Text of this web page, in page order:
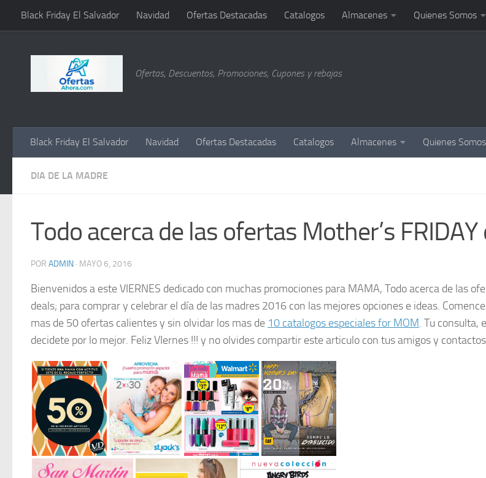
Saltar al contenido
Black Friday El Salvador Navidad Ofertas Destacadas Catalogos Almacenes Quienes Somos
Ofertas, Descuentos, Promociones, Cupones y rebajas
Black Friday El Salvador Navidad Ofertas Destacadas Catalogos Almacenes Quienes Somos
DIA DE LA MADRE
Todo acerca de las ofertas Mother’s FRIDAY
POR ADMIN · MAYO 6, 2016
Bienvenidos a este VIERNES dedicado con muchas promociones para MAMA, Todo acerca de las
deals; para comprar y celebrar el día de las madres 2016 con las mejores opciones e ideas.
mas de 50 ofertas calientes y sin olvidar los mas de 10 catalogos especiales for MOM. Tu consulta,
decidete por lo mejor. Feliz VIernes !!! y no olvides compartir este articulo con tus amigos y